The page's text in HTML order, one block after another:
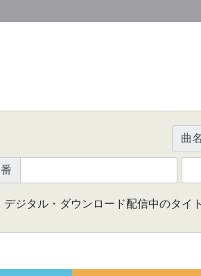
曲名
デジタル・ダウンロード配信中のタイ